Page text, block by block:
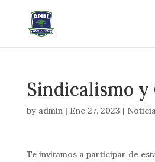
Sindicalismo y
by admin| Ene 27, 2023 |
Te invitamos a participar de